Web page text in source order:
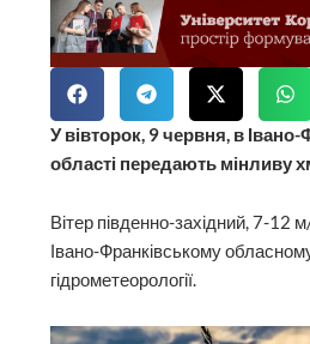
У вівторок, 9 червня, в Івано-
області передають мінливу
Вітер південно-західний, 7-12
Івано-Франківському
гідрометеорології.